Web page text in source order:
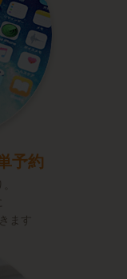
予約
ます